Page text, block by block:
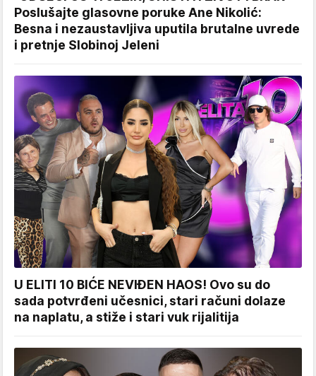
Poslušajte glasovne poruke Ane Nikolić:
Besna i nezaustavljiva uputila brutalne uvrede
i pretnje Slobinoj Jeleni
U ELITI 10 BIĆE NEVIĐEN HAOS! Ovo su do
sada potvrđeni učesnici, stari računi dolaze
na naplatu, a stiže i stari vuk rijalitija